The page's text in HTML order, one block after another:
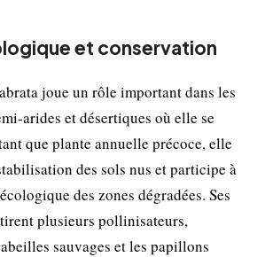
et conservation
joue un rôle important dans les
arides et désertiques où elle se
que plante annuelle précoce, elle
des sols nus et participe à
des zones dégradées. Ses
plusieurs pollinisateurs,
sauvages et les papillons